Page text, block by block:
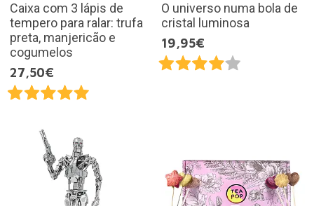
Caixa com 3 lápis de
tempero para ralar: trufa
preta, manjericão e
cogumelos
27,50€
O universo numa bola de
cristal luminosa
19,95€